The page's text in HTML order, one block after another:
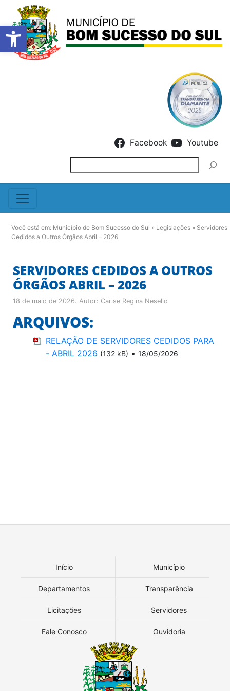
Barra de Ferramentas
Facebook Youtube
Você está em: Município de Bom Sucesso do Sul » Legislações » Servidores
Cedidos a Outros Órgãos Abril – 2026
SERVIDORES CEDIDOS A OUTROS
ÓRGÃOS ABRIL – 2026
18 de maio de 2026. Autor: Carise Regina Nesello
ARQUIVOS:
RELAÇÃO DE SERVIDORES CEDIDOS PARA
- ABRIL 2026 (132 kB) • 18/05/2026
Início Município
Departamentos Transparência
Licitações Servidores
Fale Conosco Ouvidoria